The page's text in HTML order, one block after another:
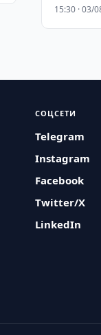
15:30 · 03/
СОЦСЕТИ
Telegram
Instagram
Facebook
Twitter/X
LinkedIn